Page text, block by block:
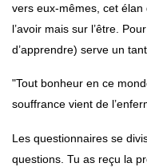
vers eux-mêmes, cet élan
l’avoir mais sur l’être.
d’apprendre) serve un
"Tout bonheur en ce
souffrance vient de
Les questionnaires se
questions. Tu as reçu la